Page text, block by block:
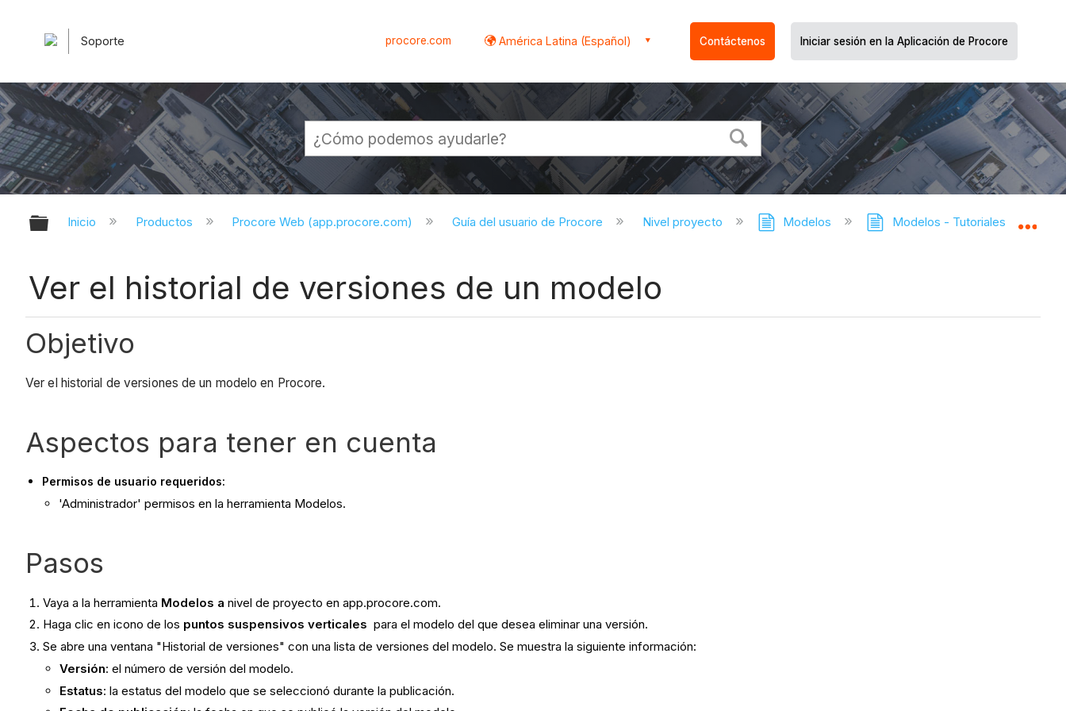
Soporte procore.com América Latina (Español) Contáctenos Iniciar sesión en la Aplicación de Procore
Expandir/contraer jerarquía global
Inicio Productos Procore Web (app.procore.com) Guía del usuario de Procore Nivel proyecto Modelos Modelos - Tutoriales
Ver el historial de versiones de un modelo
Objetivo
Ver el historial de versiones de un modelo en Procore.
Aspectos para tener en cuenta
Permisos de usuario requeridos:
'Administrador' permisos en la herramienta Modelos.
Pasos
Vaya a la herramienta Modelos a nivel de proyecto en app.procore.com.
Haga clic en icono de los puntos suspensivos verticales para el modelo del que desea eliminar una versión.
Se abre una ventana "Historial de versiones" con una lista de versiones del modelo. Se muestra la siguiente información:
Versión: el número de versión del modelo.
Estatus: la estatus del modelo que se seleccionó durante la publicación.